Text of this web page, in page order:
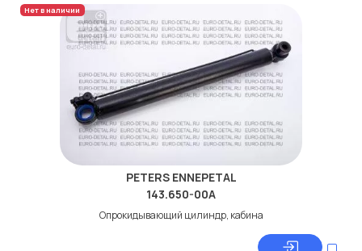
Нет в наличии
PETERS ENNEPETAL
143.650-00A
Опрокидывающий цилиндр, кабина